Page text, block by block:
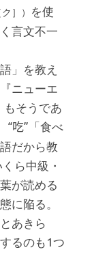
］）
を使
言文不一
」を教え
ニューエ
もそうであ
“吃”「食べ
だから教
ら中級・
が読める
に陥る。
あきら
るのも1つ